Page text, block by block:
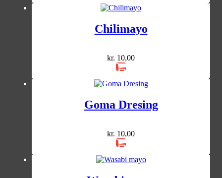
Chilimayo
kr. 10,00
Goma Dresing
kr. 10,00